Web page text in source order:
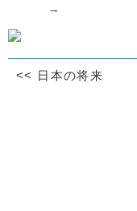
→
<< 日本の将来